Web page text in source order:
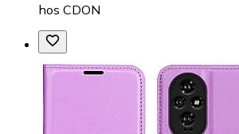
hos CDON